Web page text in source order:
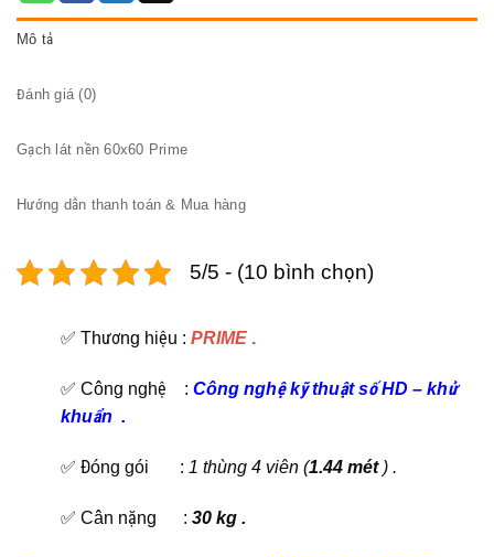
Mô tả
Đánh giá (0)
Gạch lát nền 60x60 Prime
Hướng dẫn thanh toán & Mua hàng
5/5 - (10 bình chọn)
✅ Thương hiệu : PRIME .
✅ Công nghệ : Công nghệ kỹ thuật số HD – khử
khuẩn .
✅ Đóng gói : 1 thùng 4 viên (1.44 mét) .
✅ Cân nặng : 30 kg .